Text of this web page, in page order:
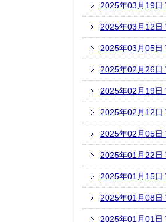
2025年03月19日
2025年03月12日
2025年03月05日
2025年02月26日
2025年02月19日
2025年02月12日
2025年02月05日
2025年01月22日
2025年01月15日
2025年01月08日
2025年01月01日